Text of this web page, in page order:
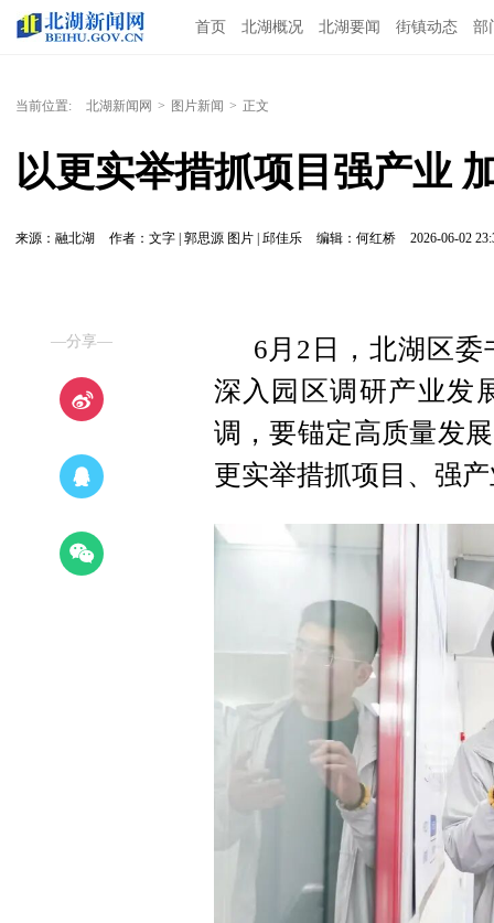
首页 北湖概况 北湖要闻 街镇动态 部
当前位置: 北湖新闻网 > 图片新闻 > 正文
以更实举措抓项目强产业
来源：融北湖 作者：文字 | 郭思源 图片 | 邱佳乐 编辑：何红桥 2026-06-02
—分享—
6月2日，北湖区
深入园区调研产业发
调，要锚定高质量发
更实举措抓项目、强